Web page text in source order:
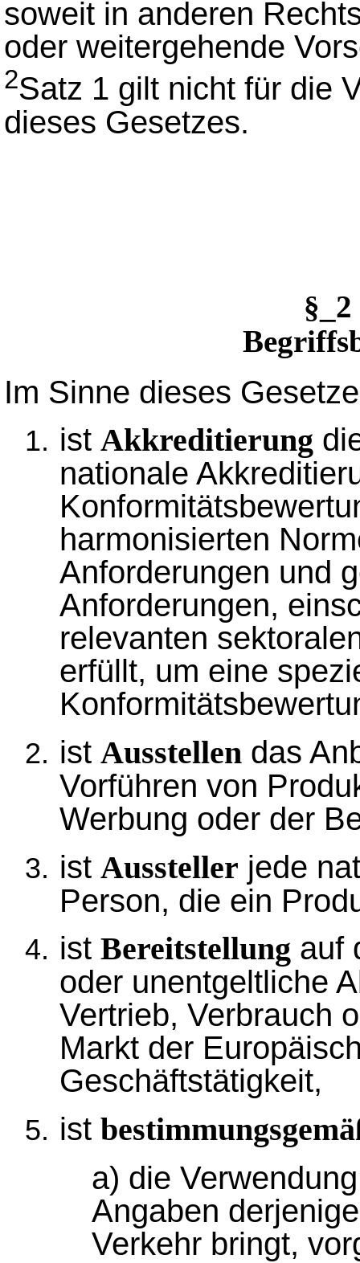
soweit in anderen
oder weitergehende
2Satz 1 gilt nicht für die
dieses Gesetzes.
Im Sinne dieses
ist Akkreditierung
nationale
harmonisierten
Anforderungen und
Anforderungen,
relevanten
erfüllt, um eine
ist Ausstellendas
Vorführen von
Werbung oder der
ist Aussteller jede
Person, die ein
ist Bereitstellung auf
oder unentgeltliche
Vertrieb, Verbrauch
Markt der
Geschäftstätigkeit,
ist
a) die
Angaben
Verkehr bringt,